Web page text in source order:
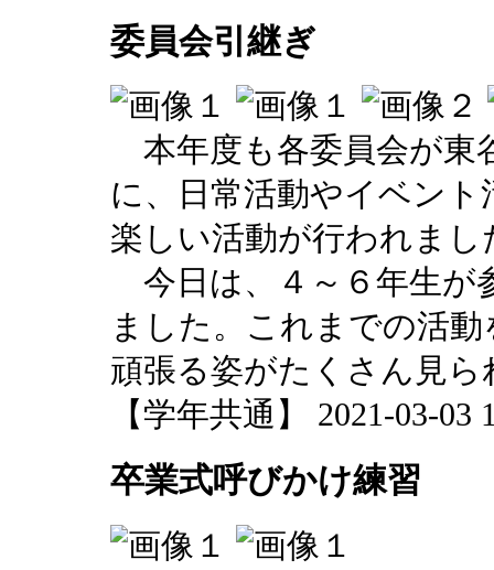
委員会引継ぎ
本年度も各委員会が東
に、日常活動やイベン
楽しい活動が行われまし
今日は、４～６年生が
ました。これまでの活
頑張る姿がたくさん見
【学年共通】 2021-03-03
卒業式呼びかけ練習